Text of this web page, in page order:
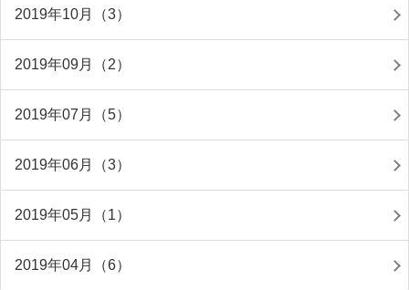
2019年10月（3）
2019年09月（2）
2019年07月（5）
2019年06月（3）
2019年05月（1）
2019年04月（6）